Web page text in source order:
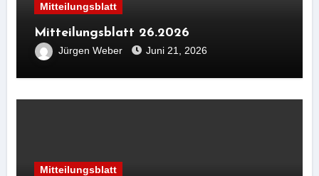
Mitteilungsblatt
Mitteilungsblatt 26.2026
Jürgen Weber Juni 21, 2026
Mitteilungsblatt